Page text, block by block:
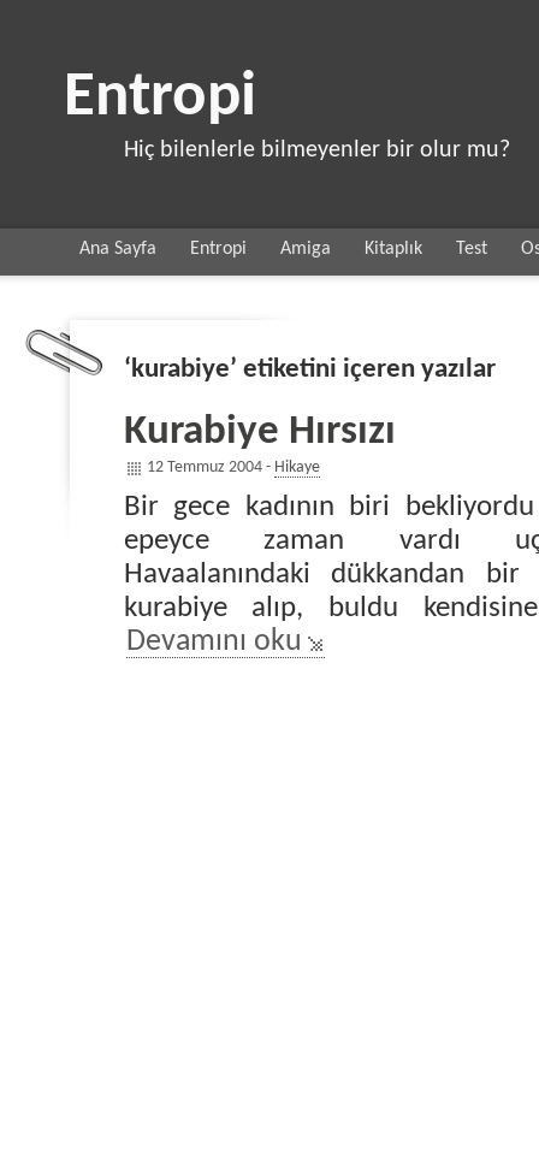
Entropi
Hiç bilenlerle bilmeyenler bir olur mu?
Ana Sayfa Entropi Amiga Kitaplık Test
‘kurabiye’ etiketini içeren yazılar
Kurabiye Hırsızı
12 Temmuz 2004 - Hikaye
Bir gece kadının biri
epeyce zaman vardı
Havaalanındaki dükkandan
kurabiye alıp, buldu
Devamını oku